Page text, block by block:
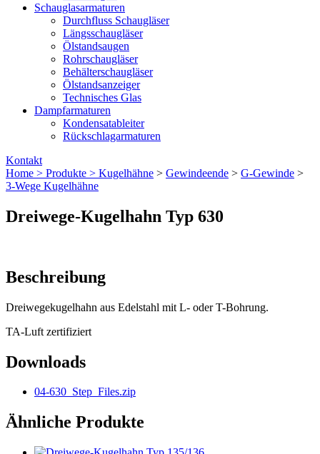
Schauglas­armaturen
Durchfluss Schaugläser
Längsschaugläser
Ölstandsaugen
Rohrschaugläser
Behälterschaugläser
Ölstandsanzeiger
Technisches Glas
Dampfarmaturen
Kondensatableiter
Rückschlagarmaturen
Kontakt
Home > Produkte > Kugelhähne > Gewindeende > G-Gewinde >
3-Wege Kugelhähne
Dreiwege-Kugelhahn Typ 630
Beschreibung
Dreiwegekugelhahn aus Edelstahl mit L- oder T-Bohrung.
TA-Luft zertifiziert
Downloads
04-630_Step_Files.zip
Ähnliche Produkte